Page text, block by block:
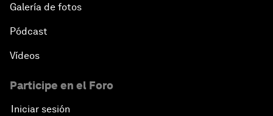
Galería de fotos
Pódcast
Vídeos
Participe en el Foro
Iniciar sesión